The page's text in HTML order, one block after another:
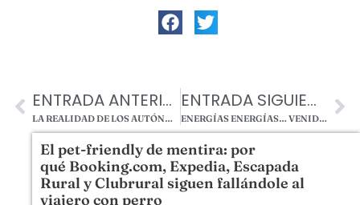
ENTRADA ANTERIOR
LA REALIDAD DE LOS AUTÓNOMOS: UNA NARRACIÓN DE VIDA BY MASTORRENCITO
ENTRADA SIGUIENTE
ENERGÍAS ENERGÍAS… VENID A MÍ… BY MASTORRENCITO
El pet-friendly de mentira: por
qué Booking.com, Expedia, Escapada
Rural y Clubrural siguen fallándole al
viajero con perro